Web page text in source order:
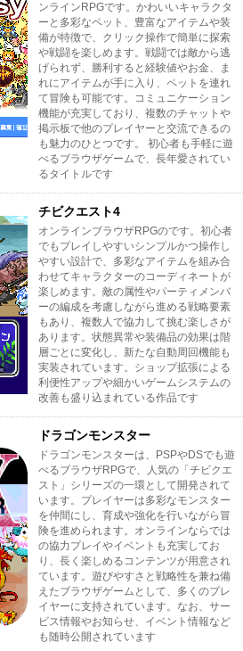
ンラインRPGです。かわいいキャラクタ
ーと多彩なペット、豊富なアイテムや装
備が特徴で、クリック操作で簡単に探索
や戦闘を楽しめます。戦闘では敵から逃
げられず、勝利すると経験値やお金、ま
れにアイテムが手に入り、ペットを連れ
て冒険も可能です。コミュニケーション
機能が充実しており、複数のチャットや
掲示板で他のプレイヤーと交流できるの
も魅力のひとつです。 初心者も手軽に遊
べるブラウザゲームで、長年愛されてい
るタイトルです
チビクエスト4
オンラインブラウザRPGのです。初心者
でもプレイしやすいシンプルかつ操作し
やすい設計で、多彩なアイテムを組み合
わせてキャラクターのコーディネートが
楽しめます。敵の属性やパーティメンバ
ーの編成を考慮しながら進める戦略要素
もあり、複数人で協力して挑む楽しさが
あります。状態異常や装備品の効果は階
層ごとに変化し、新たな自動周回機能も
実装されています。ショップ拡張による
利便性アップや細かいゲームシステムの
改善も盛り込まれている作品です
ドラゴンモンスター
ドラゴンモンスターは、PSPやDSでも遊
べるブラウザRPGで、人気の「チビクエ
スト」シリーズの一環として開発されて
います。プレイヤーは多彩なモンスター
を仲間にし、育成や強化を行いながら冒
険を進められます。オンラインならでは
の協力プレイやイベントも充実してお
り、長く楽しめるコンテンツが用意され
ています。遊びやすさと戦略性を兼ね備
えたブラウザゲームとして、多くのプレ
イヤーに支持されています。なお、サー
ビス情報やお知らせ、イベント情報など
も随時公開されています